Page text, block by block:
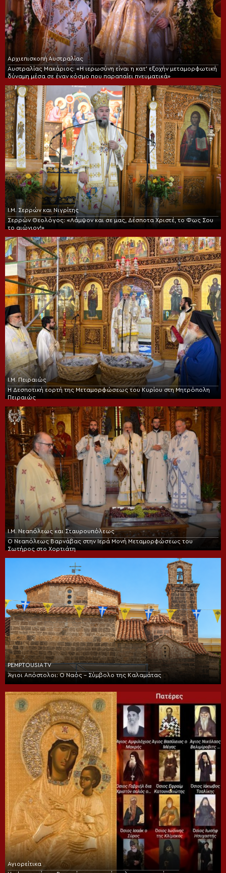
Αρχιεπισκοπή Αυστραλίας
Αυστραλίας Μακάριος: «Η ιερωσύνη είναι η κατ’ εξοχήν μεταμορφωτική
δύναμη μέσα σε έναν κόσμο που παραπαίει πνευματικά»
Ι.Μ. Σερρών και Νιγρίτης
Σερρών Θεολόγος: «Λάμψον και σε μας, Δέσποτα Χριστέ, το Φως Σου
το αιώνιον!»
Ι.Μ. Πειραιώς
Η Δεσποτική εορτή της Μεταμορφώσεως του Κυρίου στη Μητρόπολη
Πειραιώς
Ι.Μ. Νεαπόλεως και Σταυρουπόλεως
Ο Νεαπόλεως Βαρνάβας στην Ιερά Μονή Μεταμορφώσεως του
Σωτήρος στο Χορτιάτη
PEMPTOUSIA TV
Άγιοι Απόστολοι: Ο Ναός – Σύμβολο της Καλαμάτας
Αγιορείτικα